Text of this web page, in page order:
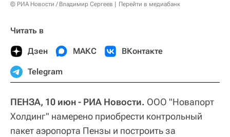
© РИА Новости / Владимир Сергеев Перейти в медиабанк
Читать в
Дзен МАКС ВКонтакте
Telegram
ПЕНЗА, 10 июн - РИА Новости. ООО "Новапорт
Холдинг" намерено приобрести контрольный
пакет аэропорта Пензы и построить за